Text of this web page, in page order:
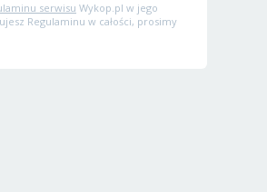
serwisu Wykop.pl w jego
Regulaminu w całości, prosimy